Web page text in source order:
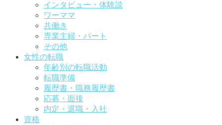
インタビュー・体験談
ワーママ
共働き
専業主婦・パート
その他
女性の転職
年齢別の転職活動
転職準備
履歴書・職務履歴書
応募・面接
内定・退職・入社
資格